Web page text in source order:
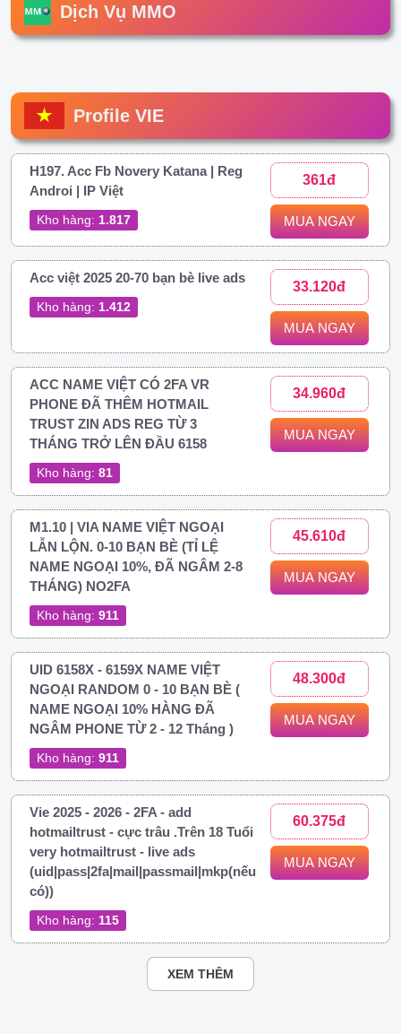
Dịch Vụ MMO
Profile VIE
H197. Acc Fb Novery Katana | Reg
Androi | IP Việt
Kho hàng: 1.817
361đ
MUA NGAY
Acc việt 2025 20-70 bạn bè live ads
Kho hàng: 1.412
33.120đ
MUA NGAY
ACC NAME VIỆT CÓ 2FA VR
PHONE ĐÃ THÊM HOTMAIL
TRUST ZIN ADS REG TỪ 3
THÁNG TRỞ LÊN ĐẦU 6158
Kho hàng: 81
34.960đ
MUA NGAY
M1.10 | VIA NAME VIỆT NGOẠI
LẪN LỘN. 0-10 BẠN BÈ (TỈ LỆ
NAME NGOẠI 10%, ĐÃ NGÂM 2-8
THÁNG) NO2FA
Kho hàng: 911
45.610đ
MUA NGAY
UID 6158X - 6159X NAME VIỆT
NGOẠI RANDOM 0 - 10 BẠN BÈ (
NAME NGOẠI 10% HÀNG ĐÃ
NGÂM PHONE TỪ 2 - 12 Tháng )
Kho hàng: 911
48.300đ
MUA NGAY
Vie 2025 - 2026 - 2FA - add
hotmailtrust - cực trâu .Trên 18 Tuổi
very hotmailtrust - live ads
(uid|pass|2fa|mail|passmail|mkp(nếu
có))
Kho hàng: 115
60.375đ
MUA NGAY
XEM THÊM